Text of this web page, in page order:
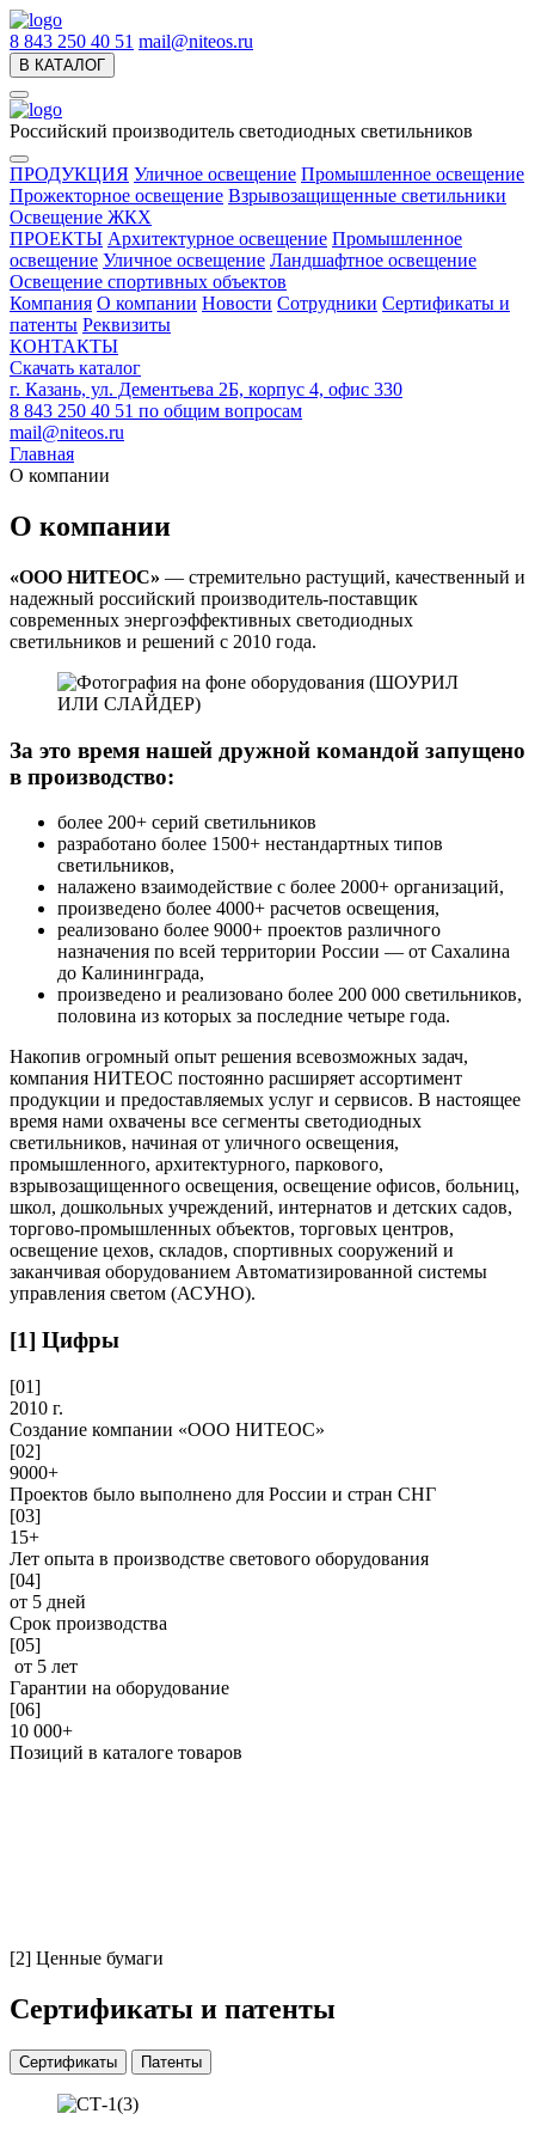
8 843 250 40 51 mail@niteos.ru
В КАТАЛОГ
Российский производитель светодиодных светильников
ПРОДУКЦИЯ Уличное освещение Промышленное освещение
Прожекторное освещение Взрывозащищенные светильники
Освещение ЖКХ
ПРОЕКТЫ Архитектурное освещение Промышленное
освещение Уличное освещение Ландшафтное освещение
Освещение спортивных объектов
Компания О компании Новости Сотрудники Сертификаты и
патенты Реквизиты
КОНТАКТЫ
Скачать каталог
г. Казань, ул. Дементьева 2Б, корпус 4, офис 330
8 843 250 40 51 по общим вопросам
mail@niteos.ru
Главная
О компании
О компании
«ООО НИТЕОС» — стремительно растущий, качественный и
надежный российский производитель-поставщик
современных энергоэффективных светодиодных
светильников и решений с 2010 года.
За это время нашей дружной командой запущено
в производство:
более 200+ серий светильников
разработано более 1500+ нестандартных типов
светильников,
налажено взаимодействие с более 2000+ организаций,
произведено более 4000+ расчетов освещения,
реализовано более 9000+ проектов различного
назначения по всей территории России — от Сахалина
до Калининграда,
произведено и реализовано более 200 000 светильников,
половина из которых за последние четыре года.
Накопив огромный опыт решения всевозможных задач,
компания НИТЕОС постоянно расширяет ассортимент
продукции и предоставляемых услуг и сервисов. В настоящее
время нами охвачены все сегменты светодиодных
светильников, начиная от уличного освещения,
промышленного, архитектурного, паркового,
взрывозащищенного освещения, освещение офисов, больниц,
школ, дошкольных учреждений, интернатов и детских садов,
торгово-промышленных объектов, торговых центров,
освещение цехов, складов, спортивных сооружений и
заканчивая оборудованием Автоматизированной системы
управления светом (АСУНО).
[1] Цифры
[01]
2010 г.
Создание компании «ООО НИТЕОС»
[02]
9000+
Проектов было выполнено для России и стран СНГ
[03]
15+
Лет опыта в производстве светового оборудования
[04]
от 5 дней
Срок производства
[05]
от 5 лет
Гарантии на оборудование
[06]
10 000+
Позиций в каталоге товаров
[2] Ценные бумаги
Сертификаты и патенты
Сертификаты Патенты